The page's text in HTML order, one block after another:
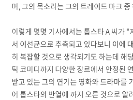
며, 그의 목소리는 그의 트레이드 마크
이렇게 몇몇 기사에서는 톱스타 A 씨가
서 이선균으로 추측되고 있다보니 이에
히 복잡할 것으로 생각되기도 하는데 해
틱 코미디까지 다양한 장르에서 안정된
받고 있는 그의 연기는 영화와 드라마를
어 톱스타의 반열에 까지 오른 것으로 알